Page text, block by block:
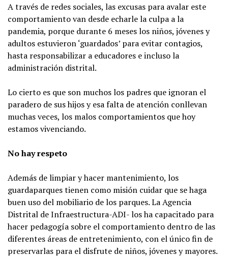
A través de redes sociales, las excusas para avalar este
comportamiento van desde echarle la culpa a la
pandemia, porque durante 6 meses los niños, jóvenes y
adultos estuvieron ‘guardados’ para evitar contagios,
hasta responsabilizar a educadores e incluso la
administración distrital.
Lo cierto es que son muchos los padres que ignoran el
paradero de sus hijos y esa falta de atención conllevan
muchas veces, los malos comportamientos que hoy
estamos vivenciando.
No hay respeto
Además de limpiar y hacer mantenimiento, los
guardaparques tienen como misión cuidar que se haga
buen uso del mobiliario de los parques. La Agencia
Distrital de Infraestructura-ADI- los ha capacitado para
hacer pedagogía sobre el comportamiento dentro de las
diferentes áreas de entretenimiento, con el único fin de
preservarlas para el disfrute de niños, jóvenes y mayores.